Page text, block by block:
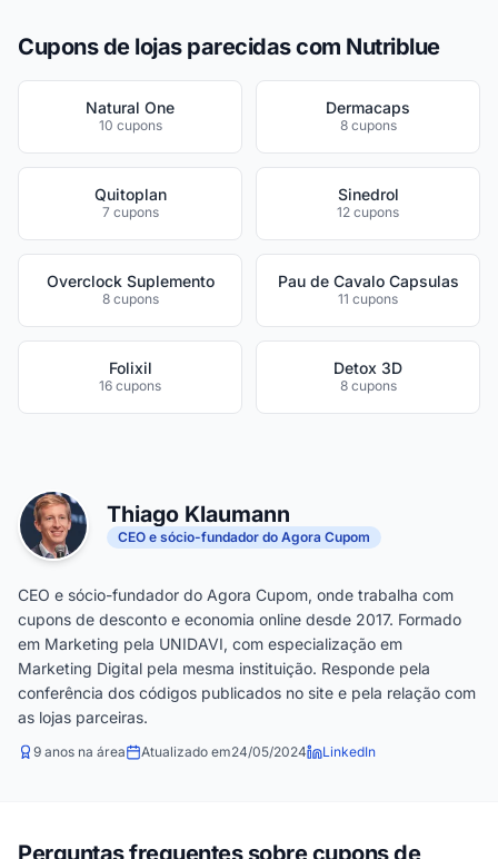
Cupons de lojas parecidas com Nutriblue
Natural One
10 cupons
Dermacaps
8 cupons
Quitoplan
7 cupons
Sinedrol
12 cupons
Overclock Suplemento
8 cupons
Pau de Cavalo Capsulas
11 cupons
Folixil
16 cupons
Detox 3D
8 cupons
Thiago Klaumann
CEO e sócio-fundador do Agora Cupom
CEO e sócio-fundador do Agora Cupom, onde trabalha com
cupons de desconto e economia online desde 2017. Formado
em Marketing pela UNIDAVI, com especialização em
Marketing Digital pela mesma instituição. Responde pela
conferência dos códigos publicados no site e pela relação com
as lojas parceiras.
9 anos na área Atualizado em24/05/2024 LinkedIn
Perguntas frequentes sobre cupons de